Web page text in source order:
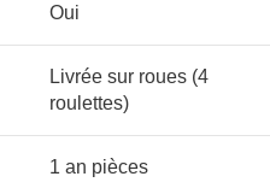
Oui
Livrée sur roues (4
roulettes)
1 an pièces